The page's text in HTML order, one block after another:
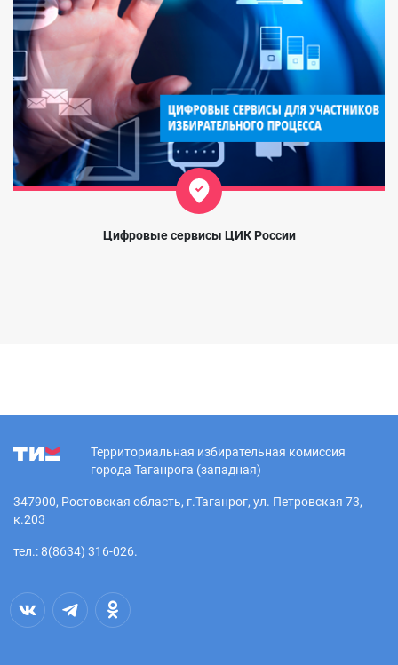
Цифровые сервисы ЦИК России
Территориальная избирательная комиссия
города Таганрога (западная)
347900, Ростовская область, г.Таганрог, ул. Петровская 73,
к.203
тел.: 8(8634) 316-026.